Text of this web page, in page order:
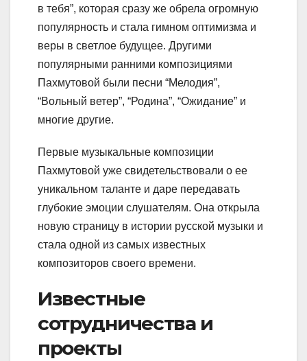
в тебя”, которая сразу же обрела огромную
популярность и стала гимном оптимизма и
веры в светлое будущее. Другими
популярными ранними композициями
Пахмутовой были песни “Мелодия”,
“Вольный ветер”, “Родина”, “Ожидание” и
многие другие.
Первые музыкальные композиции
Пахмутовой уже свидетельствовали о ее
уникальном таланте и даре передавать
глубокие эмоции слушателям. Она открыла
новую страницу в истории русской музыки и
стала одной из самых известных
композиторов своего времени.
Известные
сотрудничества и
проекты